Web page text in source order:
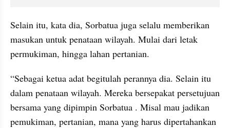
Selain itu, kata dia, Sorbatua juga selalu memberikan
masukan untuk penataan wilayah. Mulai dari letak
permukiman, hingga lahan pertanian.
“Sebagai ketua adat begitulah perannya dia. Selain itu
dalam penataan wilayah. Mereka bersepakat persetujuan
bersama yang dipimpin Sorbatua . Misal mau jadikan
pemukiman, pertanian, mana yang harus dipertahankan